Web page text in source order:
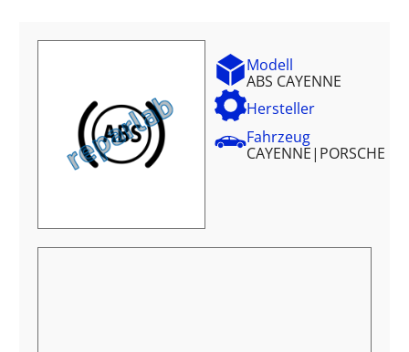
Modell
ABS CAYENNE
Hersteller
Fahrzeug
CAYENNE| PORSCHE